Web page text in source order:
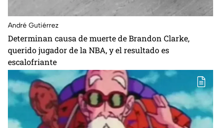
André Gutiérrez
Determinan causa de muerte de Brandon Clarke,
querido jugador de la NBA, y el resultado es
escalofriante